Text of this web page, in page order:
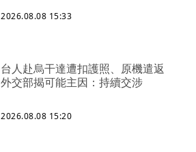
2026.08.08 15:33
台人赴烏干達遭扣護照、原機遣返
外交部揭可能主因：持續交涉
2026.08.08 15:20